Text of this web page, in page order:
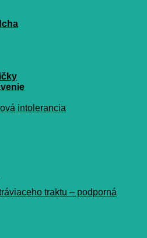
intolerancia
traktu – podporná